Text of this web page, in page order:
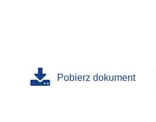
Pobierz dokument